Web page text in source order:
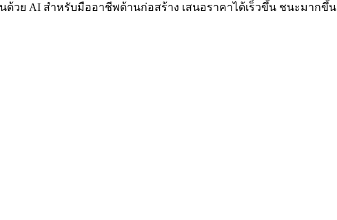
วย AI สำหรับมืออาชีพด้านก่อสร้าง เสนอราคาได้เร็วขึ้น ชนะมากขึ้น